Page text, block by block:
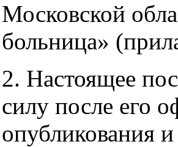
Московской
больница»
2. Настоящее
силу после его
опубликования